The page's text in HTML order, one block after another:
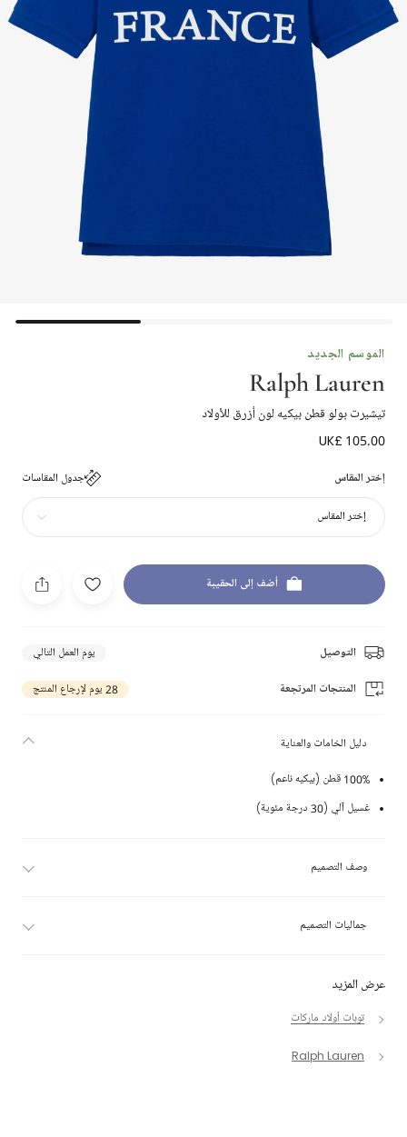
الموسم الجديد
Ralph Lauren
تيشيرت بولو قطن بيكيه لون أزرق للأولاد
UK£ 105.00
إختر المقاس جدول المقاسات
إختر المقاس
أضف إلى الحقيبة
التوصيل يوم العمل التالي
المنتجات المرتجعة 28 يوم لإرجاع المنتج
عرض المزيد
توبات أولاد ماركات
Ralph Lauren
دليل الخامات والعناية
100% قطن (بيكيه ناعم)
غسيل آلي (30 درجة مئوية)
وصف التصميم
جماليات التصميم